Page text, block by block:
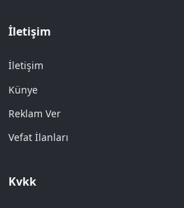
İletişim
İletişim
Künye
Reklam Ver
Vefat İlanları
Kvkk